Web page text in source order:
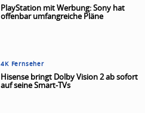
PlayStation mit Werbung: Sony hat
offenbar umfangreiche Pläne
4K Fernseher
Hisense bringt Dolby Vision 2 ab sofort
auf seine Smart-TVs